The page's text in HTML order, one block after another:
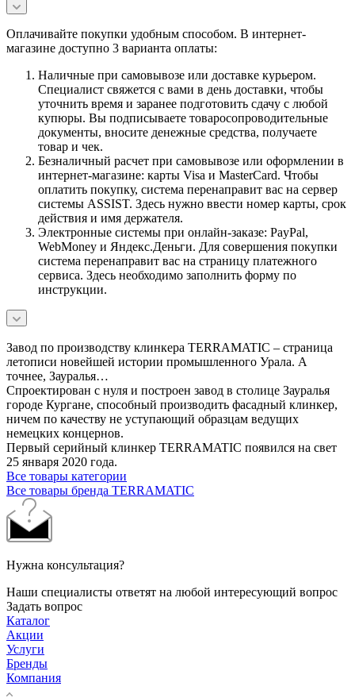
Оплачивайте покупки удобным способом. В интернет-
магазине доступно 3 варианта оплаты:
Наличные при самовывозе или доставке курьером.
Специалист свяжется с вами в день доставки, чтобы
уточнить время и заранее подготовить сдачу с любой
купюры. Вы подписываете товаросопроводительные
документы, вносите денежные средства, получаете
товар и чек.
Безналичный расчет при самовывозе или оформлении в
интернет-магазине: карты Visa и MasterCard. Чтобы
оплатить покупку, система перенаправит вас на сервер
системы ASSIST. Здесь нужно ввести номер карты, срок
действия и имя держателя.
Электронные системы при онлайн-заказе: PayPal,
WebMoney и Яндекс.Деньги. Для совершения покупки
система перенаправит вас на страницу платежного
сервиса. Здесь необходимо заполнить форму по
инструкции.
Завод по производству клинкера TERRAMATIC – страница
летописи новейшей истории промышленного Урала. А
точнее, Зауралья…
Спроектирован с нуля и построен завод в столице Зауралья
городе Кургане, способный производить фасадный клинкер,
ничем по качеству не уступающий образцам ведущих
немецких концернов.
Первый серийный клинкер TERRAMATIC появился на свет
25 января 2020 года.
Все товары категории
Все товары бренда TERRAMATIC
Нужна консультация?
Наши специалисты ответят на любой интересующий вопрос
Задать вопрос
Каталог
Акции
Услуги
Бренды
Компания